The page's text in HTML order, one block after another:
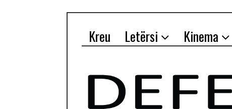
Kreu Letërsi Kinema